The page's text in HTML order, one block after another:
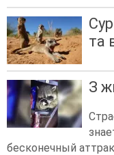
та
З
бесконечный